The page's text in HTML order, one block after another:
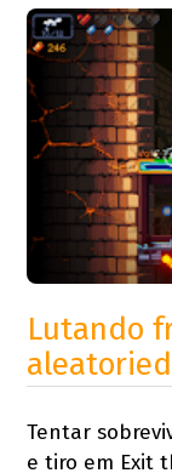
Lutando
Tentar
e tiro em Exit